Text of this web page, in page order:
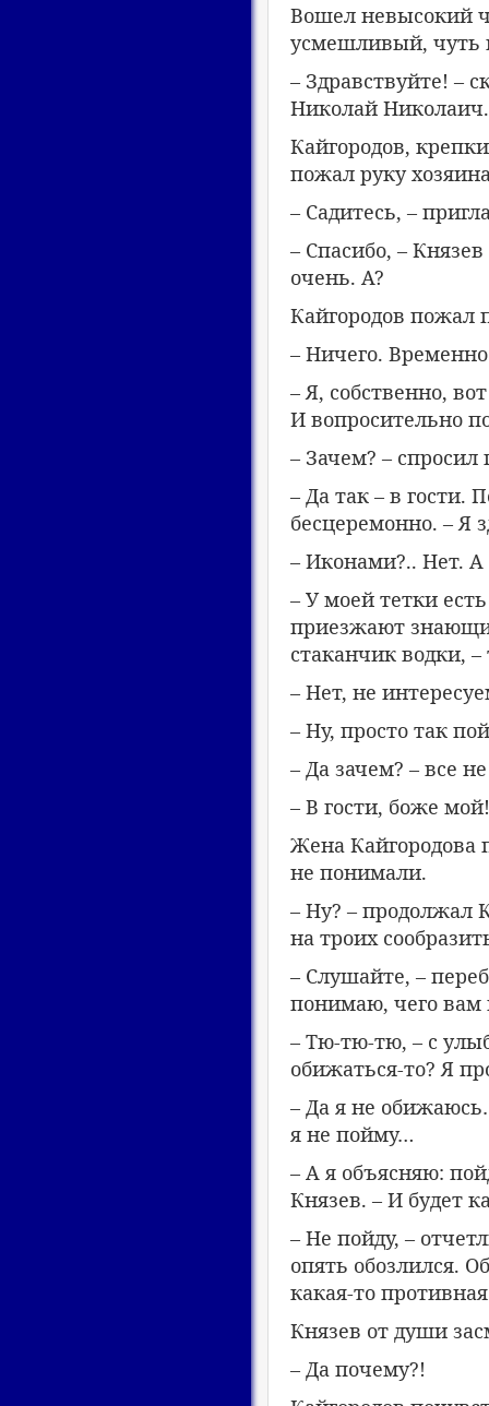
Вошел невысокий
усмешливый, чуть
– Здравствуйте! –
Николай
Кайгородов,
пожал руку
– Садитесь, –
– Спасибо, –
очень. А?
Кайгородов пожал
– Ничего.
– Я, собственно,
И вопросительно
– Зачем? –
– Да так – в гости.
бесцеремонно. – Я
– Иконами?.. Нет. А
– У моей тетки
приезжают
стаканчик водки,
– Нет, не
– Ну, просто так
– Да зачем? – все
– В гости, боже
Жена Кайгородова
не понимали.
– Ну? – продолжал
на троих
– Слушайте, –
понимаю, чего вам
– Тю-тю-тю, – с
обижаться-то? Я
– Да я не
я не пойму…
– А я объясняю:
Князев. – И будет
– Не пойду, –
опять обозлился.
какая-то
Князев от души
– Да почему?!